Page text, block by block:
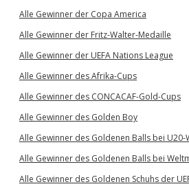
Alle Gewinner der Copa America
Alle Gewinner der Fritz-Walter-Medaille
Alle Gewinner der UEFA Nations League
Alle Gewinner des Afrika-Cups
Alle Gewinner des CONCACAF-Gold-Cups
Alle Gewinner des Golden Boy
Alle Gewinner des Goldenen Balls bei U20-
Alle Gewinner des Goldenen Balls bei
Alle Gewinner des Goldenen Schuhs der